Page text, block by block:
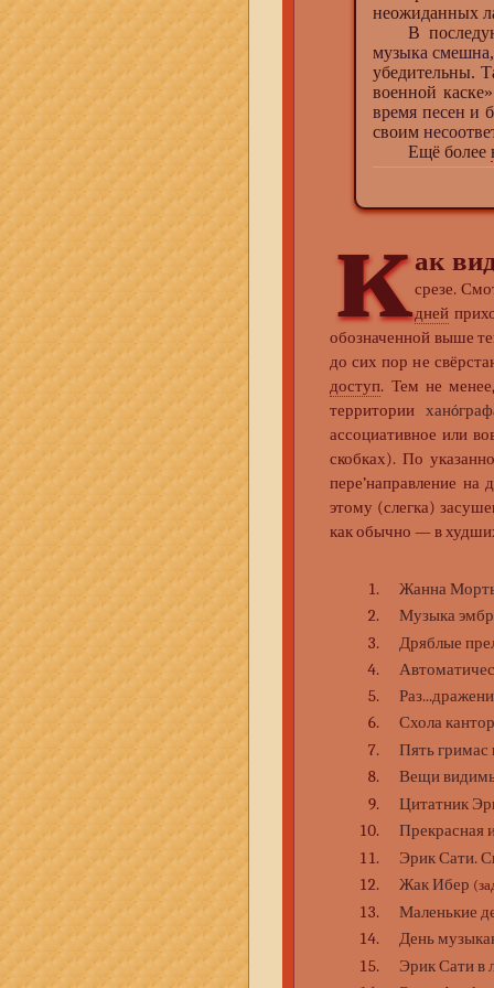
неожиданных
В
музыка смешна
убедительны.
военной
время песен и
своим
Ещё более
как
срезе.
дней
обозначенной выше
до сих пор не
доступ. Тем не
территории
ассоциативное или
скобках). По
пере’направление на
этому (слегка)
как обычно — в
Жанна
Музыка
Дряблые
Схола
Пять
Вещи
Цитатник
Прекрасная
Эрик Сати.
Жак Ибер
Маленькие
День
Эрик Сати в